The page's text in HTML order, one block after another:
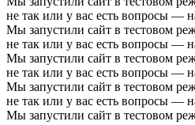
не так или у вас есть вопросы —
Мы запустили сайт в тестовом
не так или у вас есть вопросы —
Мы запустили сайт в тестовом
не так или у вас есть вопросы —
Мы запустили сайт в тестовом
не так или у вас есть вопросы —
Мы запустили сайт в тестовом